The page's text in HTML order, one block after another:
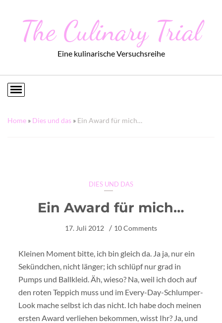
The Culinary Trial
Eine kulinarische Versuchsreihe
Home » Dies und das » Ein Award für mich…
DIES UND DAS
Ein Award für mich…
17. Juli 2012 10 Comments
Kleinen Moment bitte, ich bin gleich da. Ja ja, nur ein
Sekündchen, nicht länger; ich schlüpf nur grad in
Pumps und Ballkleid. Äh, wieso? Na, weil ich doch auf
den roten Teppich muss und im Every-Day-Schlumper-
Look mache selbst ich das nicht. Ich habe doch meinen
ersten Award verliehen bekommen, wisst Ihr? Ja, und